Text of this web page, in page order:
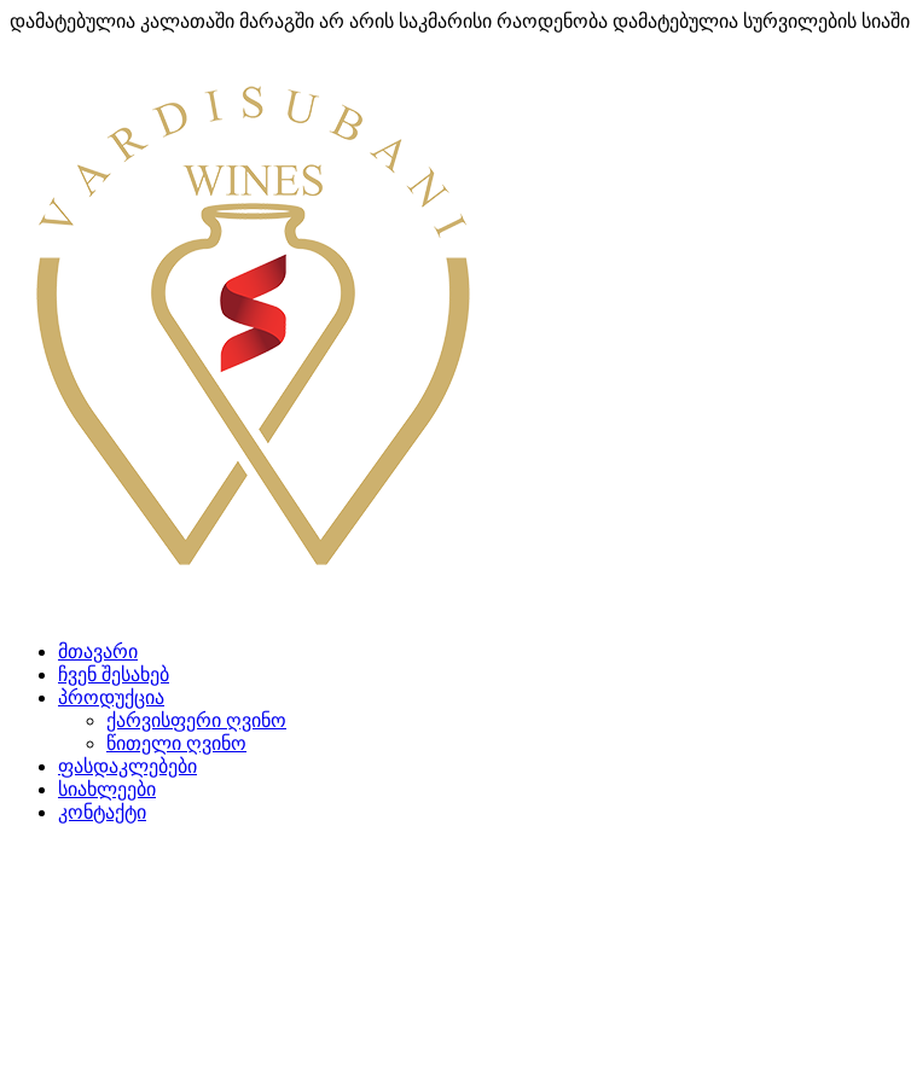
დამატებულია კალათაში მარაგში არ არის საკმარისი რაოდენობა დამატებულია სურვილების სიაში
მთავარი
ჩვენ შესახებ
პროდუქცია
ქარვისფერი ღვინო
წითელი ღვინო
ფასდაკლებები
სიახლეები
კონტაქტი